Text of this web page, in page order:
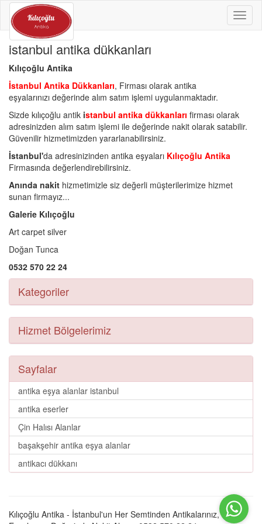
istanbul antika dükkanları
Kılıçoğlu Antika
İstanbul Antika Dükkanları, Firması olarak antika
eşyalarınızı değerinde alım satım işlemi uygulanmaktadır.
Sizde kılıçoğlu antik istanbul antika dükkanları firması olarak
adresinizden alım satım işlemi ile değerinde nakit olarak satabilir.
Güvenilir hizmetimizden yararlanabilirsiniz.
İstanbul'da adresinizinden antika eşyaları Kılıçoğlu Antika
Firmasında değerlendirebilirsiniz.
Anında nakit hizmetimizle siz değerli müşterilerimize hizmet
sunan firmayız...
Galerie Kılıçoğlu
Art carpet silver
Doğan Tunca
0532 570 22 24
Kategoriler
Hizmet Bölgelerimiz
Sayfalar
antika eşya alanlar istanbul
antika eserler
Çin Halısı Alanlar
başakşehir antika eşya alanlar
antikacı dükkanı
Kılıçoğlu Antika - İstanbul'un Her Semtinden Antikalarınız, Eski